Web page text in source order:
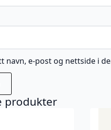
navn, e-post og nettside i
produkter